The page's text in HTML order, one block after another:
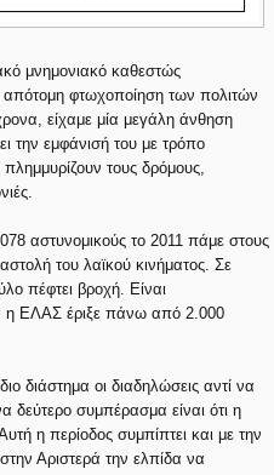
μνημονιακό καθεστώς
απότομη φτωχοποίηση των πολιτών
είχαμε μία μεγάλη άνθηση
την εμφάνισή του με τρόπο
πλημμυρίζουν τους δρόμους,
αστυνομικούς το 2011 πάμε στους
του λαϊκού κινήματος. Σε
πέφτει βροχή. Είναι
η ΕΛΑΣ έριξε πάνω από 2.000
διάστημα οι διαδηλώσεις αντί να
συμπέρασμα είναι ότι η
η περίοδος συμπίπτει και με την
Αριστερά την ελπίδα να